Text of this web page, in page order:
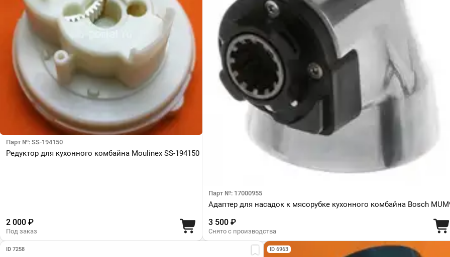
Парт №: SS-194150
Редуктор для кухонного комбайна Moulinex SS-194150
2 000 ₽
Под заказ
Парт №: 17000955
Адаптер для насадок к мясорубке кухонного комбайна Bosch
3 500 ₽
Снято с производства
ID 7258 ID 6963